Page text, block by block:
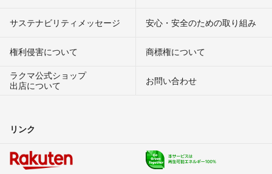
サステナビリティメッセージ 安心・安全のための取り組み
権利侵害について
商標権について
ラクマ公式ショップ
出店について
お問い合わせ
リンク